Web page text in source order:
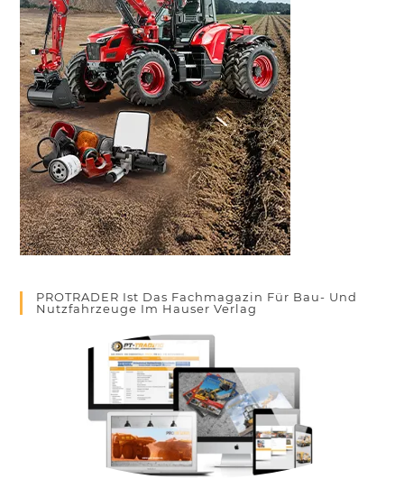
PROTRADER Ist Das Fachmagazin Für Bau- Und
Nutzfahrzeuge Im Hauser Verlag